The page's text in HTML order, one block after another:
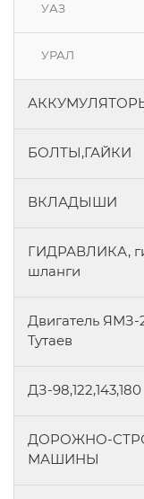
УАЗ
УРАЛ
БОЛТЫ,ГАЙКИ
ВКЛАДЫШИ
ГИДРАВЛИКА,
шланги
Двигатель ЯМЗ-
Тутаев
ДЗ-98,122,143,180
ДОРОЖНО-
МАШИНЫ